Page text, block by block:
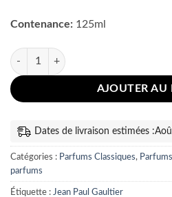
Contenance: 125ml
quantité de Jean Paul Gaultier Le Male
AJOUTER AU
Dates de livraison estimées
Catégories : Parfums Classiques,
parfums
Étiquette : Jean Paul Gaultier